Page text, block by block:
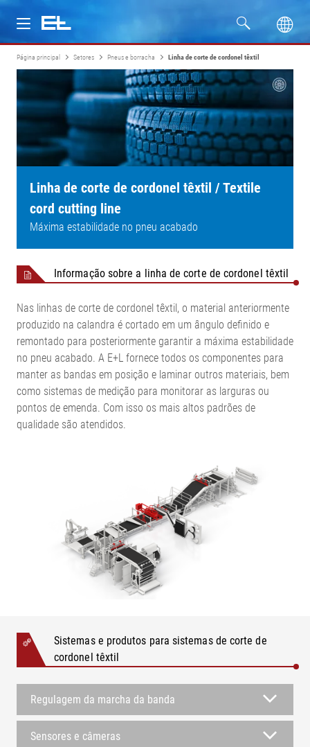
Produtos
Setores
Assistência
Página principal Setores Pneus e borracha Linha de corte de cordonel têxtil
Linha de corte de cordonel têxtil / Textile
cord cutting line
Máxima estabilidade no pneu acabado
Informação sobre a linha de corte de cordonel têxtil
Nas linhas de corte de cordonel têxtil, o material anteriormente
produzido na calandra é cortado em um ângulo definido e
remontado para posteriormente garantir a máxima estabilidade
no pneu acabado. A E+L fornece todos os componentes para
manter as bandas em posição e laminar outros materiais, bem
como sistemas de medição para monitorar as larguras ou
pontos de emenda. Com isso os mais altos padrões de
qualidade são atendidos.
Sistemas e produtos para sistemas de corte de
cordonel têxtil
Regulagem da marcha da banda
Sensores e câmeras